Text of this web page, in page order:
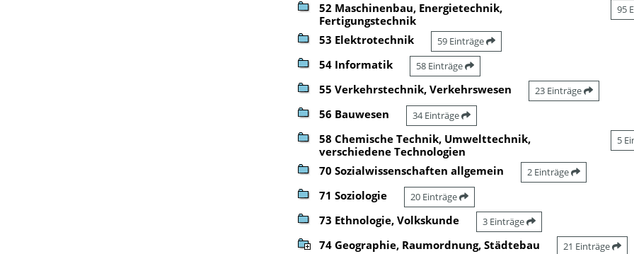
52 Maschinenbau, Energietechnik,
Fertigungstechnik
95
53 Elektrotechnik 59 Einträge
54 Informatik 58 Einträge
55 Verkehrstechnik, Verkehrswesen 23 Einträge
56 Bauwesen 34 Einträge
58 Chemische Technik, Umwelttechnik,
verschiedene Technologien
5
70 Sozialwissenschaften allgemein 2 Einträge
71 Soziologie 20 Einträge
73 Ethnologie, Volkskunde 3 Einträge
74 Geographie, Raumordnung, Städtebau 21 Einträge